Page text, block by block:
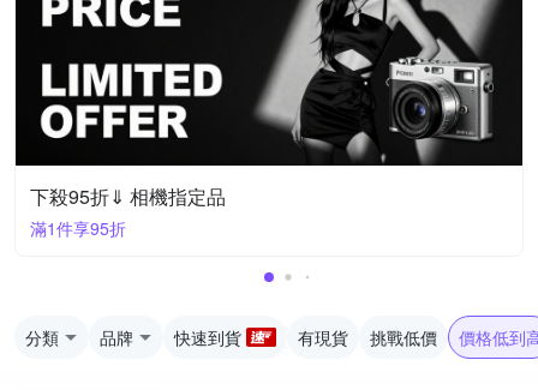
下殺95折⇓ 相機指定品
滿1件享95折
分類 品牌 快速到貨 有現貨 挑戰低價 價格低到